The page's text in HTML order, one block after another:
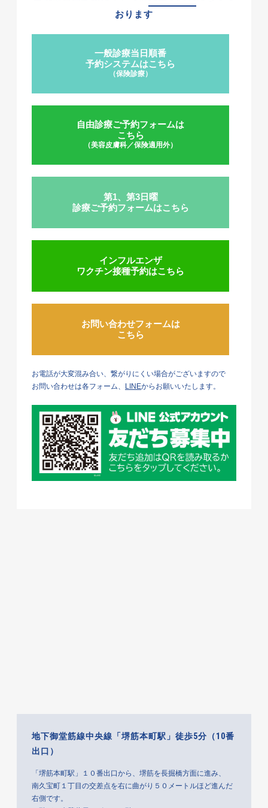
おります
一般診療当日順番
予約システムはこちら
（保険診療）
自由診療ご予約フォームは
こちら
（美容皮膚科／保険適用外）
第1、第3日曜
診療ご予約フォームはこちら
インフルエンザ
ワクチン接種予約はこちら
お問い合わせフォームは
こちら
お電話が大変混み合い、繋がりにくい場合がございますので
お問い合わせは各フォーム、 LINEからお願いいたします。
地下御堂筋線中央線「堺筋本町駅」徒歩5分（10番
出口）
「堺筋本町駅」１０番出口から、堺筋を長掘橋方面に進み、
南久宝町１丁目の交差点を右に曲がり５０メートルほど進んだ
右側です。